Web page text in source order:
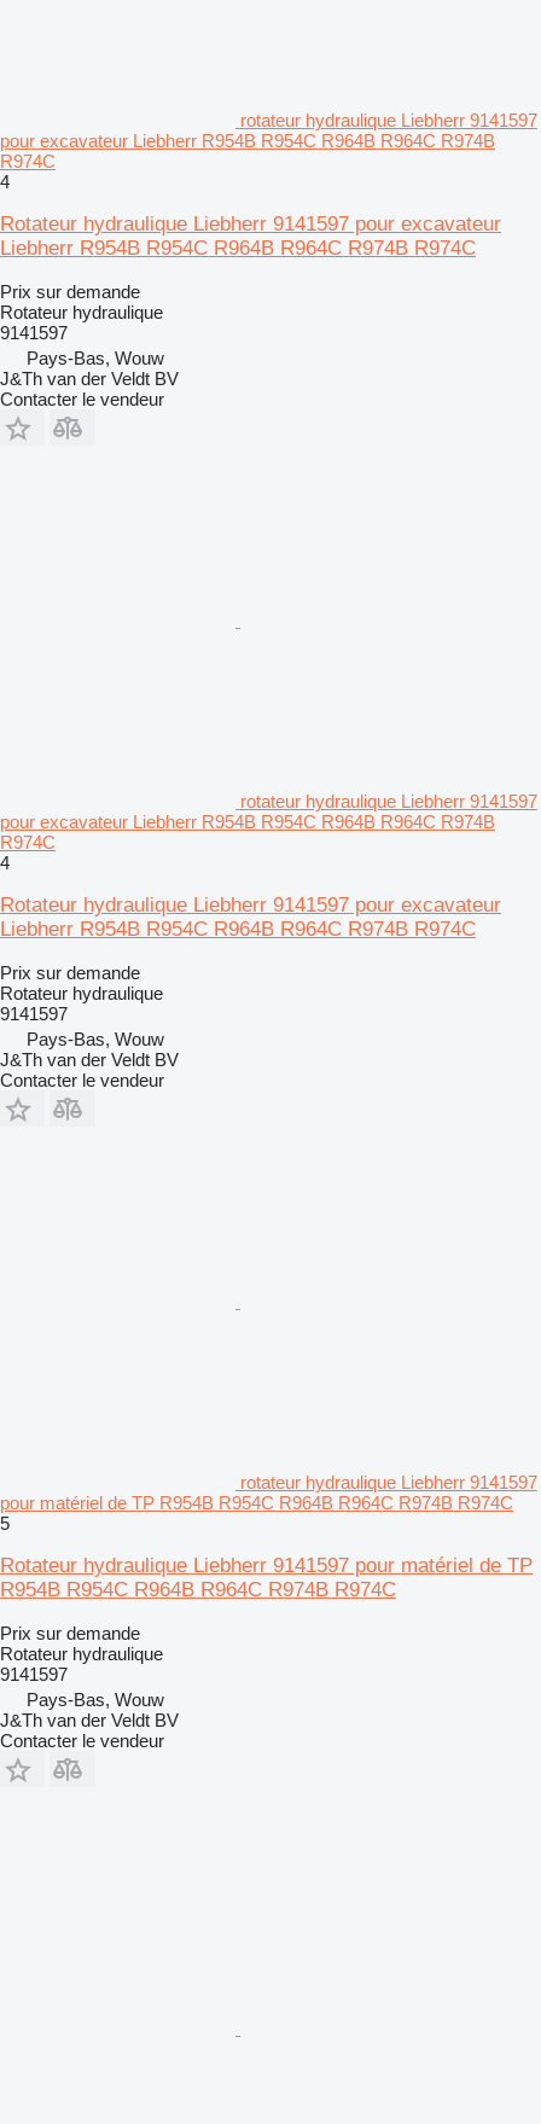
rotateur hydraulique Liebherr 9141597
pour excavateur Liebherr R954B R954C R964B R964C R974B
R974C
4
Rotateur hydraulique Liebherr 9141597 pour excavateur
Liebherr R954B R954C R964B R964C R974B R974C
Prix sur demande
Rotateur hydraulique
9141597
Pays-Bas, Wouw
J&Th van der Veldt BV
Contacter le vendeur
rotateur hydraulique Liebherr 9141597
pour excavateur Liebherr R954B R954C R964B R964C R974B
R974C
4
Rotateur hydraulique Liebherr 9141597 pour excavateur
Liebherr R954B R954C R964B R964C R974B R974C
Prix sur demande
Rotateur hydraulique
9141597
Pays-Bas, Wouw
J&Th van der Veldt BV
Contacter le vendeur
rotateur hydraulique Liebherr 9141597
pour matériel de TP R954B R954C R964B R964C R974B R974C
5
Rotateur hydraulique Liebherr 9141597 pour matériel de TP
R954B R954C R964B R964C R974B R974C
Prix sur demande
Rotateur hydraulique
9141597
Pays-Bas, Wouw
J&Th van der Veldt BV
Contacter le vendeur